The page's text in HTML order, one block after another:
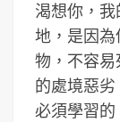
渴想你，
地，是因
物，不容
的處境惡
必須學習